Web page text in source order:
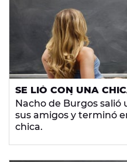
SE LIÓ CON UNA
DESCUBRIÓ QUE
ALUMNA
Nacho de Burgos salió
sus amigos y terminó
chica.